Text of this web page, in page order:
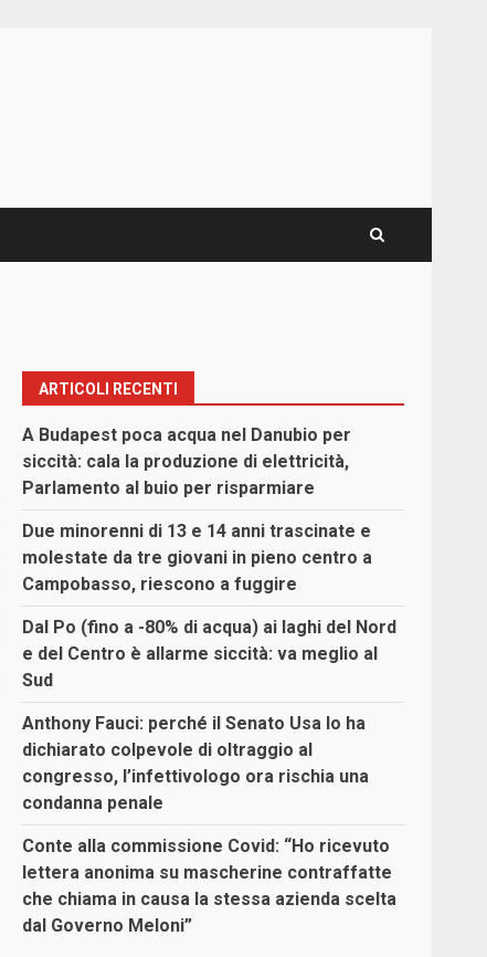
ARTICOLI RECENTI
A Budapest poca acqua nel Danubio per
siccità: cala la produzione di elettricità,
Parlamento al buio per risparmiare
Due minorenni di 13 e 14 anni trascinate e
molestate da tre giovani in pieno centro a
Campobasso, riescono a fuggire
Dal Po (fino a -80% di acqua) ai laghi del Nord
e del Centro è allarme siccità: va meglio al
Sud
Anthony Fauci: perché il Senato Usa lo ha
dichiarato colpevole di oltraggio al
congresso, l’infettivologo ora rischia una
condanna penale
Conte alla commissione Covid: “Ho ricevuto
lettera anonima su mascherine contraffatte
che chiama in causa la stessa azienda scelta
dal Governo Meloni”